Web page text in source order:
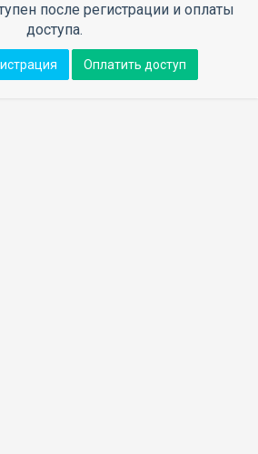
после регистрации и оплаты
доступа.
Оплатить доступ